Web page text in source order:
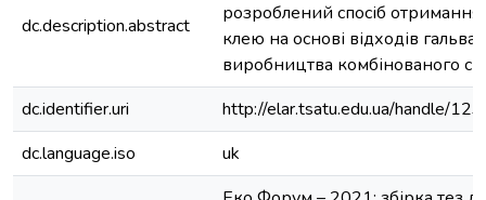
dc.description.abstract
розроблений спосіб отримання
клею на основі відходів
виробництва комбінованого
dc.identifier.uri
http://elar.tsatu.edu.ua/handle/
dc.language.iso
uk